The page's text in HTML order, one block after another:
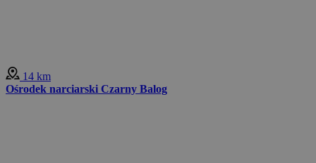
14 km
Ośrodek narciarski Czarny Balog